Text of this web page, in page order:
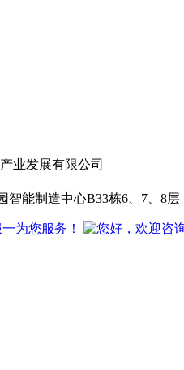
业发展有限公司
智能制造中心B33栋6、7、8层